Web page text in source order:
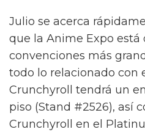
Julio se acerca
que la Anime Expo está
convenciones más
todo lo relacionado con
Crunchyroll tendrá un
piso (Stand #2526), así
Crunchyroll en el